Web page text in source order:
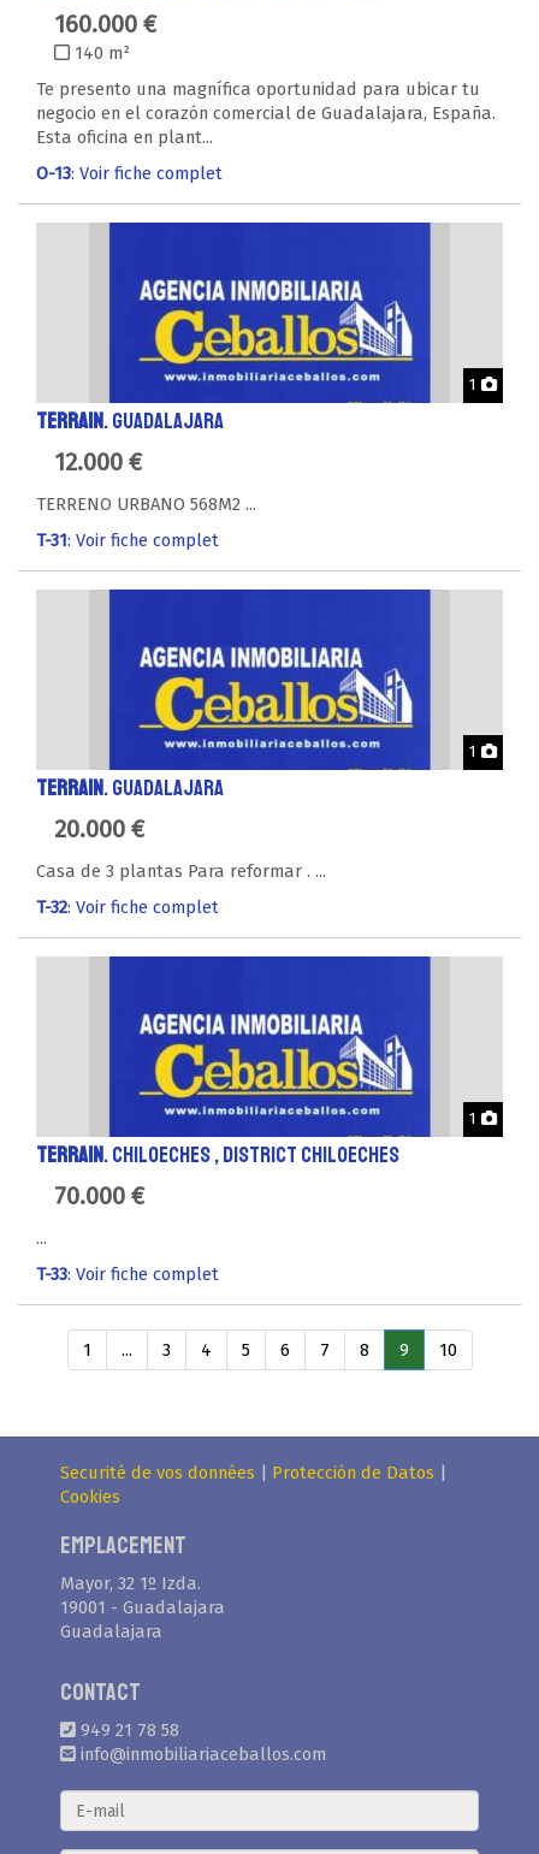
160.000 €
140 m²
Te presento una magnífica oportunidad para ubicar tu
negocio en el corazón comercial de Guadalajara, España.
Esta oficina en plant...
O-13: Voir fiche complet
1
TERRAIN. GUADALAJARA
12.000 €
TERRENO URBANO 568M2 ...
T-31: Voir fiche complet
1
TERRAIN. GUADALAJARA
20.000 €
Casa de 3 plantas Para reformar . ...
T-32: Voir fiche complet
1
TERRAIN. CHILOECHES , District CHILOECHES
70.000 €
...
T-33: Voir fiche complet
1 ... 3 4 5 6 7 8 9 10
Securité de vos données | Protección de Datos |
Cookies
Emplacement
Mayor, 32 1º Izda.
19001 - Guadalajara
Guadalajara
Contact
949 21 78 58
info@inmobiliariaceballos.com